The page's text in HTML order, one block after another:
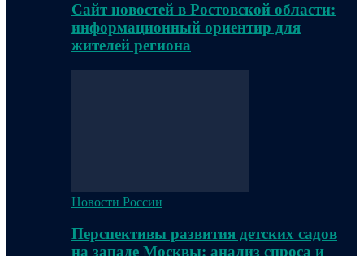
Сайт новостей в Ростовской области:
информационный ориентир для
жителей региона
Новости России
Перспективы развития детских садов
на западе Москвы: анализ спроса и